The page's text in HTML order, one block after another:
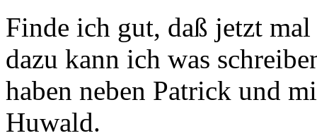
Finde ich gut, daß jetzt
dazu kann ich was
haben neben Patrick und
Huwald.